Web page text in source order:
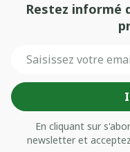
Restez informé
En cliquant sur
newsletter et